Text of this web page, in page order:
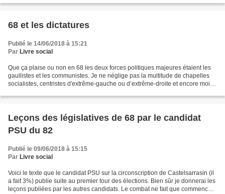
68 et les dictatures
Publié le 14/06/2018 à 15:21
Par Livre social
Que ça plaise ou non en 68 les deux forces politiques majeures étaient les
gaullistes et les communistes. Je ne néglige pas la multitude de chapelles
socialistes, centristes d'extrême-gauche ou d’extrême-droite et encore moins
Leçons des législatives de 68 par le candidat
PSU du 82
Publié le 09/06/2018 à 15:15
Par Livre social
Voici le texte que le candidat PSU sur la circonscription de Castelsarrasin (il
a fait 3%) publie suite au premier tour des élections. Bien sûr je donnerai les
leçons publiées par les autres candidats. Le combat ne fait que commencer